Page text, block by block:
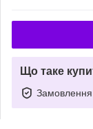
Що таке
Замовлення